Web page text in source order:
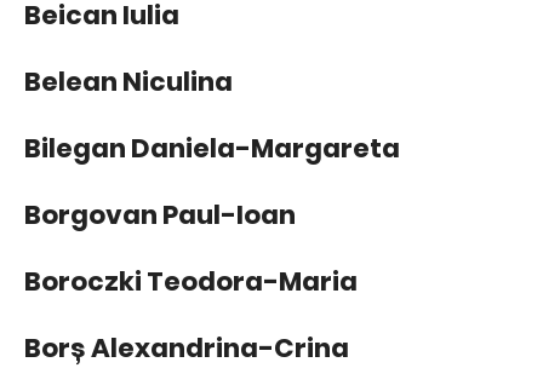
Beican Iulia
Belean Niculina
Bilegan Daniela-Margareta
Borgovan Paul-Ioan
Boroczki Teodora-Maria
Borș Alexandrina-Crina